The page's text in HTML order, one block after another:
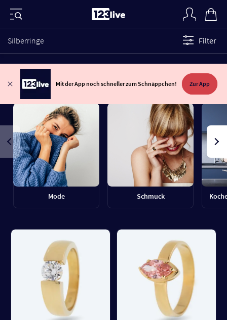
Silberringe Filter
Mit der App noch schneller zum Schnäppchen! Zur App
Mode Schmuck